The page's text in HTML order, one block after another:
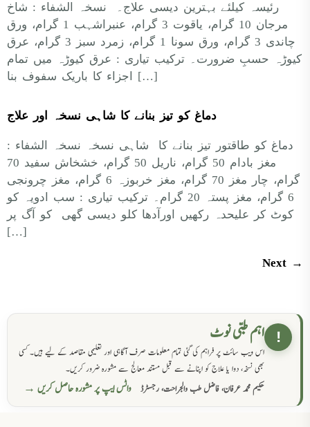
رئیسہ کیلئے بہترین دیسی علاج۔ نسخہ الشفاء : شاخ
مرجان 10 گرام، یاقوت 3 گرام، عنبراشہب 1 گرام، ورق
چاندی 3 گرام، ورق سونا 1 گرام، زمرد سبز 3 گرام، عرق
کیوڑہ حسبِ ضرورت۔ ترکیب تیاری : عرق کیوڑہ میں تمام
اجزاء کا باریک سفوف بنا […]
دماغ کو تیز بنانے کا شاہی نسخہ اور علاج
دماغ کو طاقتور تیز بنانے کا شاہی نسخہ نسخہ الشفاء :
مغز بادام 50 گرام، ناریل 50 گرام، خشخاش سفید 70
گرام، چار مغز 70 گرام، مغز خربوزہ 6 گرام، مغز چرونجی
6 گرام، مغز پستہ 20 گرام۔ ترکیب تیاری : سب ادویہ کو
کوٹ کر علیحدہ رکھیں اورآدھا کلو دیسی گھی کو آگ پر
[…]
Next →
! اہم طبی نوٹ
اس ویب سائٹ پر فراہم کی گئی تمام معلومات صرف آگاہی اور تعلیمی مقاصد کے لیے ہیں۔ کسی
بھی نسخہ، دوا یا علاج کو اپنانے سے قبل مستند معالج سے مشورہ ضرور کریں۔
حکیم محمد عرفان، فاضل طب والجراحت، رجسٹرڈ
واٹس ایپ پر مشورہ حاصل کریں →